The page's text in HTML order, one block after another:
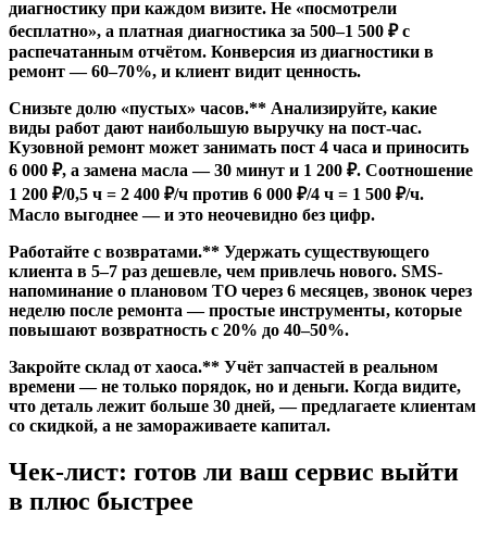
диагностику при каждом визите. Не «посмотрели
бесплатно», а платная диагностика за 500–1 500 ₽ с
распечатанным отчётом. Конверсия из диагностики в
ремонт — 60–70%, и клиент видит ценность.
Снизьте долю «пустых» часов.** Анализируйте, какие
виды работ дают наибольшую выручку на пост-час.
Кузовной ремонт может занимать пост 4 часа и приносить
6 000 ₽, а замена масла — 30 минут и 1 200 ₽. Соотношение
1 200 ₽/0,5 ч = 2 400 ₽/ч против 6 000 ₽/4 ч = 1 500 ₽/ч.
Масло выгоднее — и это неочевидно без цифр.
Работайте с возвратами.** Удержать существующего
клиента в 5–7 раз дешевле, чем привлечь нового. SMS-
напоминание о плановом ТО через 6 месяцев, звонок через
неделю после ремонта — простые инструменты, которые
повышают возвратность с 20% до 40–50%.
Закройте склад от хаоса.** Учёт запчастей в реальном
времени — не только порядок, но и деньги. Когда видите,
что деталь лежит больше 30 дней, — предлагаете клиентам
со скидкой, а не замораживаете капитал.
Чек-лист: готов ли ваш сервис выйти
в плюс быстрее